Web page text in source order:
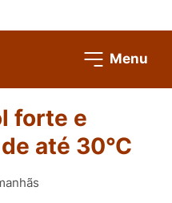
Menu
forte e
até 30°C